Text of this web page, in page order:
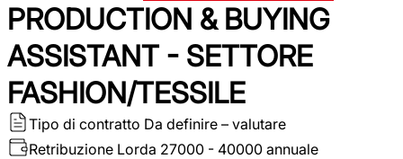
PRODUCTION & BUYING
ASSISTANT - SETTORE
FASHION/TESSILE
Tipo di contratto Da definire – valutare
Retribuzione Lorda 27000 - 40000 annuale